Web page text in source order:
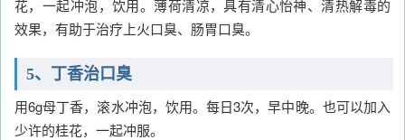
花，一起冲泡，饮用。薄荷清凉，具有清心怡神、清热解毒的
效果，有助于治疗上火口臭、肠胃口臭。
5、丁香治口臭
用6g母丁香，滚水冲泡，饮用。每日3次，早中晚。也可以加入
少许的桂花，一起冲服。